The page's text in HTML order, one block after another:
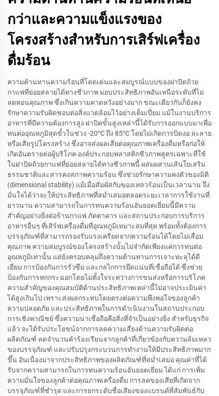
กว่าและความแข็งแรงของ
โครงสร้างสำหรับการเสิร์ฟเครื่อง
ดื่มร้อน
ความต้านทานความร้อนที่โดดเด่นและสมบูรณ์แบบของฝาปิดถ้วย
กาแฟที่ย่อยสลายได้ทางชีวภาพ มอบประสิทธิภาพอันเหนือระดับที่ไม่
ลดทอนคุณภาพ ซึ่งเกินความคาดหวังอย่างมาก ขณะเดียวกันก็ยังคง
รักษาความรับผิดชอบต่อสิ่งแวดล้อมไว้อย่างเต็มเปี่ยม แม้ในงานบริการ
อาหารที่มีความต้องการสูง ฝาปิดขั้นสูงเหล่านี้ได้รับการออกแบบมาเพื่อ
ทนต่ออุณหภูมิสุดขั้วในช่วง -20°C ถึง 85°C โดยไม่เกิดการบิดงอ ละลาย
หรือเสียรูปโครงสร้าง ซึ่งอาจส่งผลเสียต่อคุณภาพเครื่องดื่มหรือก่อให้
เกิดอันตรายต่อผู้บริโภค องค์ประกอบพลาสติกชีวภาพสูตรเฉพาะที่ใช้
ในฝาปิดถ้วยกาแฟที่ย่อยสลายได้ทางชีวภาพนี้ ผสมผสานเส้นใยเสริม
ธรรมชาติและสารคงสภาพความร้อน ซึ่งช่วยรักษาความคงตัวของมิติ
(dimensional stability) แม้เมื่อสัมผัสกับของเหลวร้อนเป็นเวลานาน จึง
มั่นใจได้ว่าจะให้ประสิทธิภาพที่สม่ำเสมอตลอดระยะเวลาการใช้งานที่
ยาวนาน ความสามารถในการทนความร้อนอันยอดเยี่ยมนี้มีความ
สำคัญอย่างยิ่งต่อร้านกาแฟ ภัตตาคาร และสถานประกอบการบริการ
อาหารอื่นๆ ที่เสิร์ฟเครื่องดื่มที่อุณหภูมิเหมาะสมที่สุด พร้อมทั้งต้องการ
บรรจุภัณฑ์ที่สามารถรองรับแรงเครียดจากความร้อนได้โดยไม่เสื่อม
คุณภาพ ความสมบูรณ์ของโครงสร้างนั้นไม่จำกัดเพียงแค่การทนต่อ
อุณหภูมิเท่านั้น แต่ยังครอบคลุมถึงความต้านทานการเจาะทะลุได้ดี
เยี่ยม การป้องกันการรั่วซึม และกลไกการยึดแน่นที่เชื่อถือได้ ซึ่งช่วย
ป้องกันการหกกระฉอกโดยไม่ตั้งใจระหว่างการขนส่งหรือการบริโภค
ความสำคัญของคุณสมบัติด้านประสิทธิภาพเหล่านี้ไม่อาจประเมินค่า
ได้สูงเกินไป เพราะส่งผลกระทบโดยตรงต่อความพึงพอใจของลูกค้า
ความปลอดภัย และประสิทธิภาพในการดำเนินงานในสถานประกอบ
การเชิงพาณิชย์ ซึ่งความน่าเชื่อถือคือสิ่งที่จำเป็นอย่างยิ่ง สำหรับธุรกิจ
แล้ว จะได้รับประโยชน์จากการลดความเสี่ยงด้านความรับผิดต่อ
ผลิตภัณฑ์ ลดจำนวนคำร้องเรียนจากลูกค้าที่เกี่ยวข้องกับความล้มเหลว
ของบรรจุภัณฑ์ และปรับปรุงกระบวนการทำงานให้มีประสิทธิภาพมาก
ขึ้น อันเนื่องมาจากประสิทธิภาพของผลิตภัณฑ์ที่สม่ำเสมอ คุณค่าที่ได้
รับจากความสามารถในการทนความร้อนอันยอดเยี่ยม ได้แก่ การเพิ่ม
ความมั่นใจของลูกค้าต่อคุณภาพเครื่องดื่ม การลดของเสียที่เกิดจาก
บรรจุภัณฑ์ที่ชำรุด และการยกระดับชื่อเสียงของแบรนด์ที่สัมพันธ์กับ